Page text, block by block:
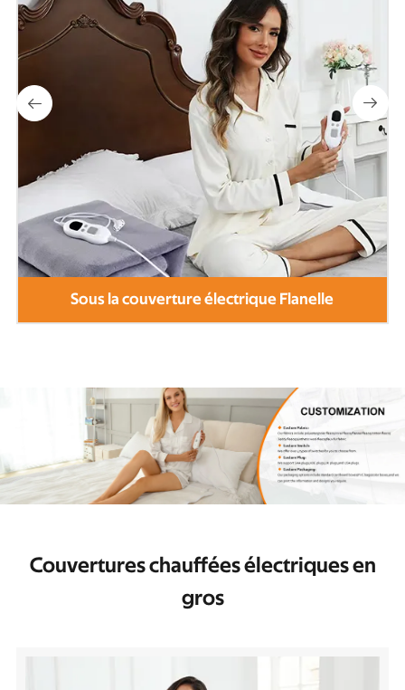
Table de massage électrique plus chaud
 
Couvertures chauffées électriques en
gros